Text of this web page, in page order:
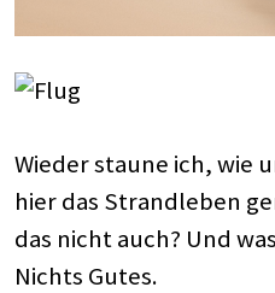
Wieder staune ich, wie
hier das Strandleben
das nicht auch? Und
Nichts Gutes.